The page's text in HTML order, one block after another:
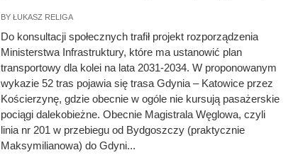
BY ŁUKASZ RELIGA
Do konsultacji społecznych trafił projekt rozporządzenia
Ministerstwa Infrastruktury, które ma ustanowić plan
transportowy dla kolei na lata 2031-2034. W proponowanym
wykazie 52 tras pojawia się trasa Gdynia – Katowice przez
Kościerzynę, gdzie obecnie w ogóle nie kursują pasażerskie
pociągi dalekobieżne. Obecnie Magistrala Węglowa, czyli
linia nr 201 w przebiegu od Bydgoszczy (praktycznie
Maksymilianowa) do Gdyni...